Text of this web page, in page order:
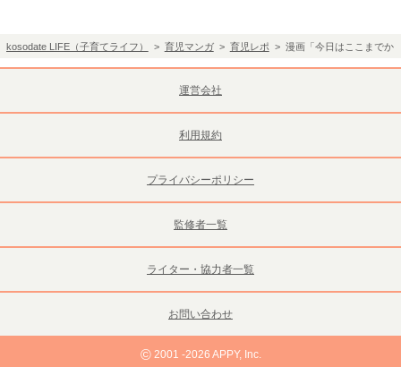
kosodate LIFE（子育てライフ） > 育児マンガ> 育児レポ > 漫画「今日はここまでか
運営会社
利用規約
プライバシーポリシー
監修者一覧
ライター・協力者一覧
お問い合わせ
©2001 -2026 APPY, Inc.